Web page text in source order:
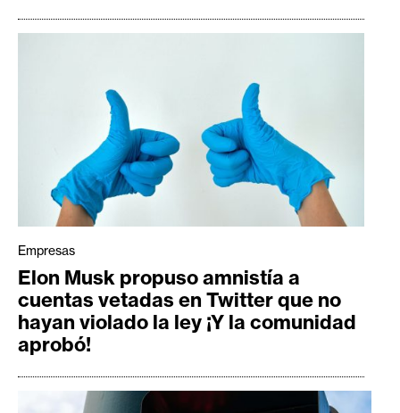
Empresas
Elon Musk propuso amnistía a
cuentas vetadas en Twitter que no
hayan violado la ley ¡Y la comunidad
aprobó!